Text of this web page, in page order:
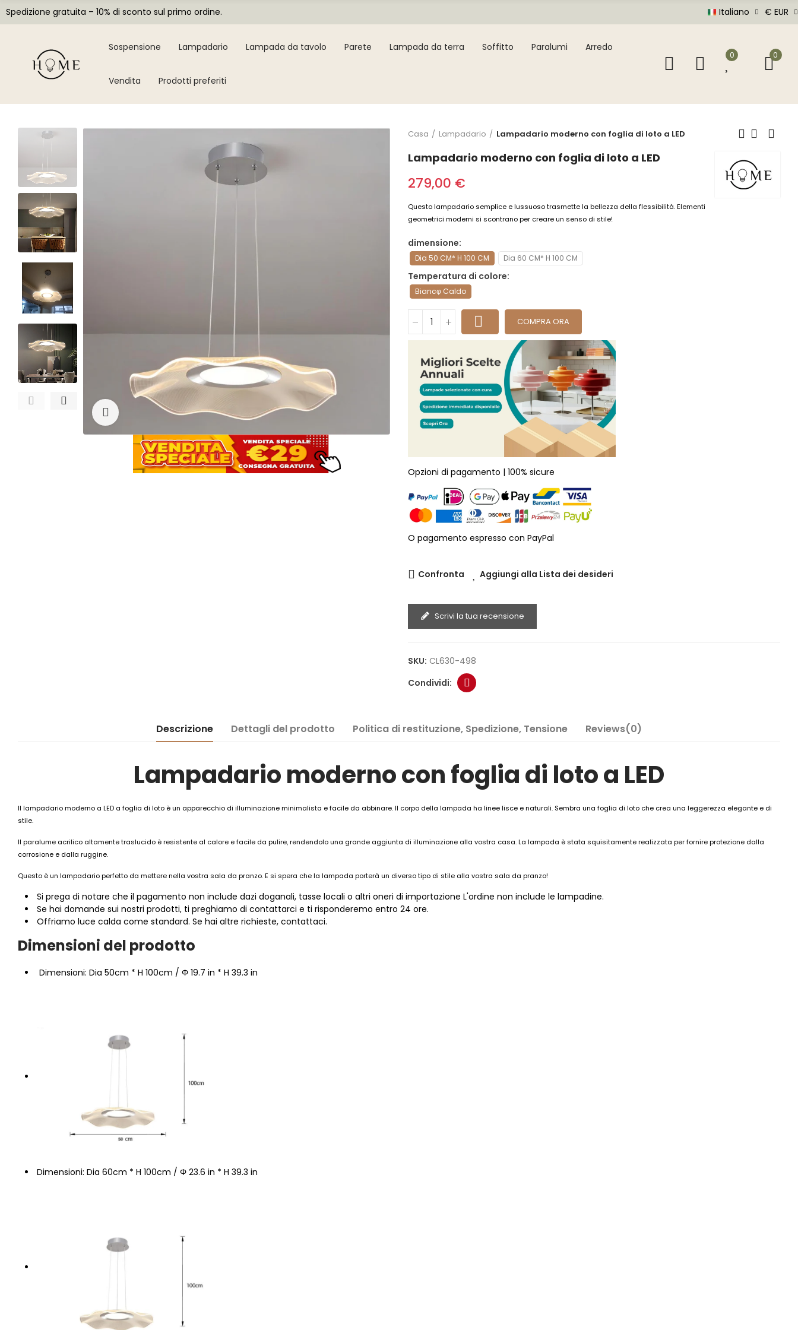
Spedizione gratuita – 10% di sconto sul primo ordine. Italiano € EUR
Sospensione Lampadario Lampada da tavolo Parete Lampada da terra Soffitto Paralumi Arredo
Vendita Prodotti preferiti
0 0
Clicca per ingrandire
Casa Lampadario Lampadario moderno con foglia di loto a LED
Lampadario moderno con foglia di loto a LED
279,00 €
Questo lampadario semplice e lussuoso trasmette la bellezza della flessibilità. Elementi
geometrici moderni si scontrano per creare un senso di stile!
dimensione
Dia 50 CM* H 100 CM Dia 60 CM* H 100 CM
Temperatura di colore
Biancφ Caldo
COMPRA ORA
Opzioni di pagamento | 100% sicure
O pagamento espresso con PayPal
Confronta Aggiungi alla Lista dei desideri
Scrivi la tua recensione
SKU: CL630-498
Descrizione Dettagli del prodotto Politica di restituzione, Spedizione, Tensione Reviews(0)
Lampadario moderno con foglia di loto a LED
Il lampadario moderno a LED a foglia di loto è un apparecchio di illuminazione minimalista e facile da abbinare. Il corpo della lampada ha linee lisce e naturali. Sembra una foglia di loto che crea una leggerezza elegante e di
stile.
Il paralume acrilico altamente traslucido è resistente al calore e facile da pulire, rendendolo una grande aggiunta di illuminazione alla vostra casa. La lampada è stata squisitamente realizzata per fornire protezione dalla
corrosione e dalla ruggine.
Questo è un lampadario perfetto da mettere nella vostra sala da pranzo. E si spera che la lampada porterà un diverso tipo di stile alla vostra sala da pranzo!
Si prega di notare che il pagamento non include dazi doganali, tasse locali o altri oneri di importazione L'ordine non include le lampadine.
Se hai domande sui nostri prodotti, ti preghiamo di contattarci e ti risponderemo entro 24 ore.
Offriamo luce calda come standard. Se hai altre richieste, contattaci.
Dimensioni del prodotto
Dimensioni: Dia 50cm * H 100cm / Φ 19.7 in * H 39.3 in
Dimensioni: Dia 60cm * H 100cm / Φ 23.6 in * H 39.3 in